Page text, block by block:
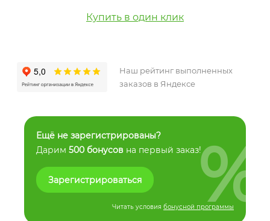
Купить в один клик
Наш рейтинг выполненных
заказов в Яндексе
Ещё не зарегистрированы?
Дарим 500 бонусов на первый заказ!
Зарегистрироваться
Читать условия бонусной программы
%